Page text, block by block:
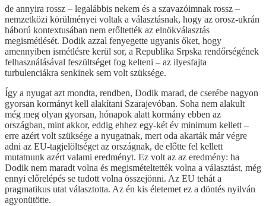
de annyira rossz – legalábbis nekem és a szavazóimnak rossz –
nemzetközi körülményei voltak a választásnak, hogy az orosz-ukrán
háború kontextusában nem erőltették az elnökválasztás
megismétlését. Dodik azzal fenyegette ugyanis őket, hogy
amennyiben ismétlésre kerül sor, a Republika Srpska rendőrségének
felhasználásával feszültséget fog kelteni – az ilyesfajta
turbulenciákra senkinek sem volt szüksége.
Így a nyugat azt mondta, rendben, Dodik marad, de cserébe nagyon
gyorsan kormányt kell alakítani Szarajevóban. Soha nem alakult
még meg olyan gyorsan, hónapok alatt kormány ebben az
országban, mint akkor, eddig ehhez egy-két év minimum kellett –
erre azért volt szüksége a nyugatnak, mert oda akarták már végre
adni az EU-tagjelöltséget az országnak, de előtte fel kellett
mutatnunk azért valami eredményt. Ez volt az az eredmény: ha
Dodik nem maradt volna és megismételtették volna a választást, még
ennyi előrelépés se tudott volna összejönni. Az EU tehát a
pragmatikus utat választotta. Az én kis életemet ez a döntés nyilván
agyonütötte.